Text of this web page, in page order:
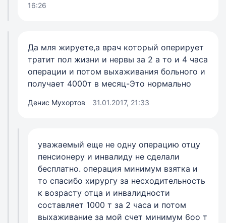
16:26
Да мля жируете,а врач который оперирует
тратит пол жизни и нервы за 2 а то и 4 часа
операции и потом выхаживания больного и
получает 4000т в месяц-Это нормально
Денис Мухортов 31.01.2017, 21:33
уважаемый еще не одну операцию отцу
пенсионеру и инвалиду не сделали
бесплатно. операция минимум взятка и
то спасибо хирургу за несходительность
к возрасту отца и инвалидности
составляет 1000 т за 2 часа и потом
выхаживание за мой счет минимум 6оо т